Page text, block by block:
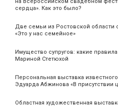
на Всероссийском свадебном
сердца». Как это было?
Две семьи из Ростовской области
«Это у нас семейное»
Имущество супругов: какие
Мариной Стетюхой
Персональная выставка
Эдуарда Абжинова «В присутствии
Областная художественная